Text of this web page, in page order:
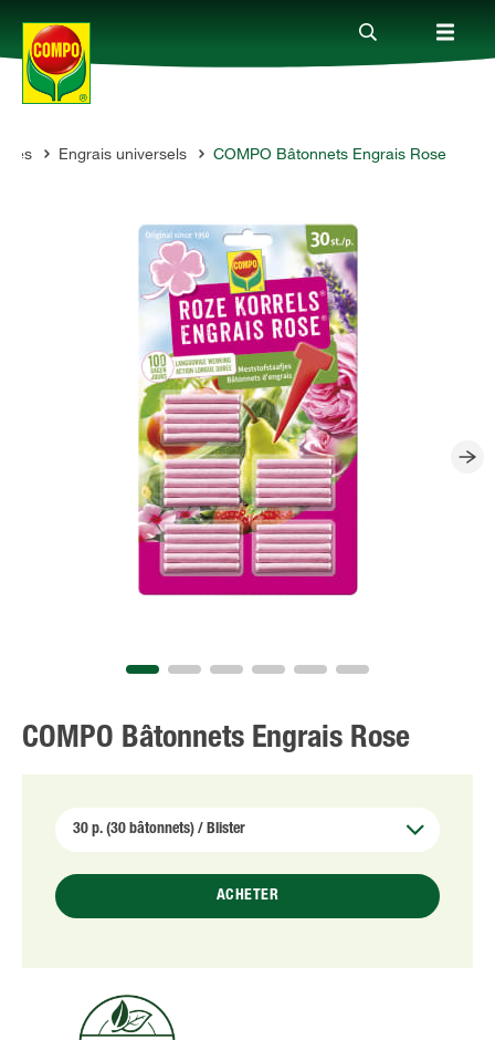
Produits
Qui sommes-nous?
Engrais universels COMPO Bâtonnets Engrais Rose
COMPO Bâtonnets Engrais Rose
ACHETER